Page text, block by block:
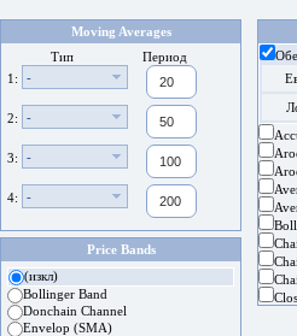
Moving Averages
Тип
Период
1:
-
2: -
3: -
4: -
Price Bands
(изкл)
Bollinger Band
Donchain Channel
Envelop (SMA)